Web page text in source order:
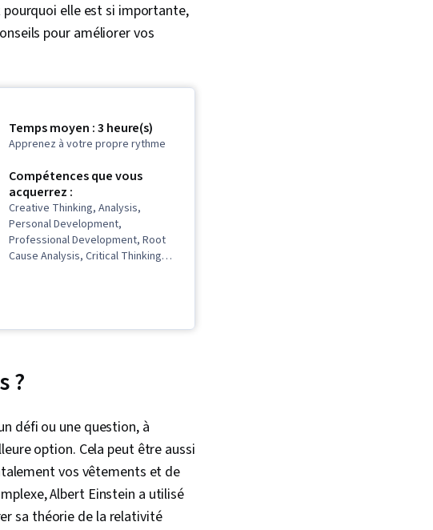
elle est si importante,
pour améliorer vos
Temps moyen : 3 heure(s)
Apprenez à votre propre rythme
Compétences que vous
acquerrez :
Creative Thinking, Analysis,
Personal Development,
Professional Development, Root
Cause Analysis, Critical Thinking
?
défi ou une question, à
option. Cela peut être aussi
vos vêtements et de
Albert Einstein a utilisé
sa théorie de la relativité